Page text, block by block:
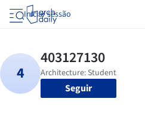
Iniciar sessão
Seguir